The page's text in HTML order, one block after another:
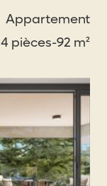
Appartement
4 pièces-92 m²